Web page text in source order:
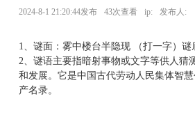
2024-8-1 21:20:44发布 43次查看 ip: 发布人:
1、谜面：雾中楼台半隐现 （打一字）谜
2、谜语主要指暗射事物或文字等供人猜
和发展。它是中国古代劳动人民集体智
产名录。